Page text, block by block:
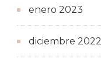
enero 2023
diciembre 2022